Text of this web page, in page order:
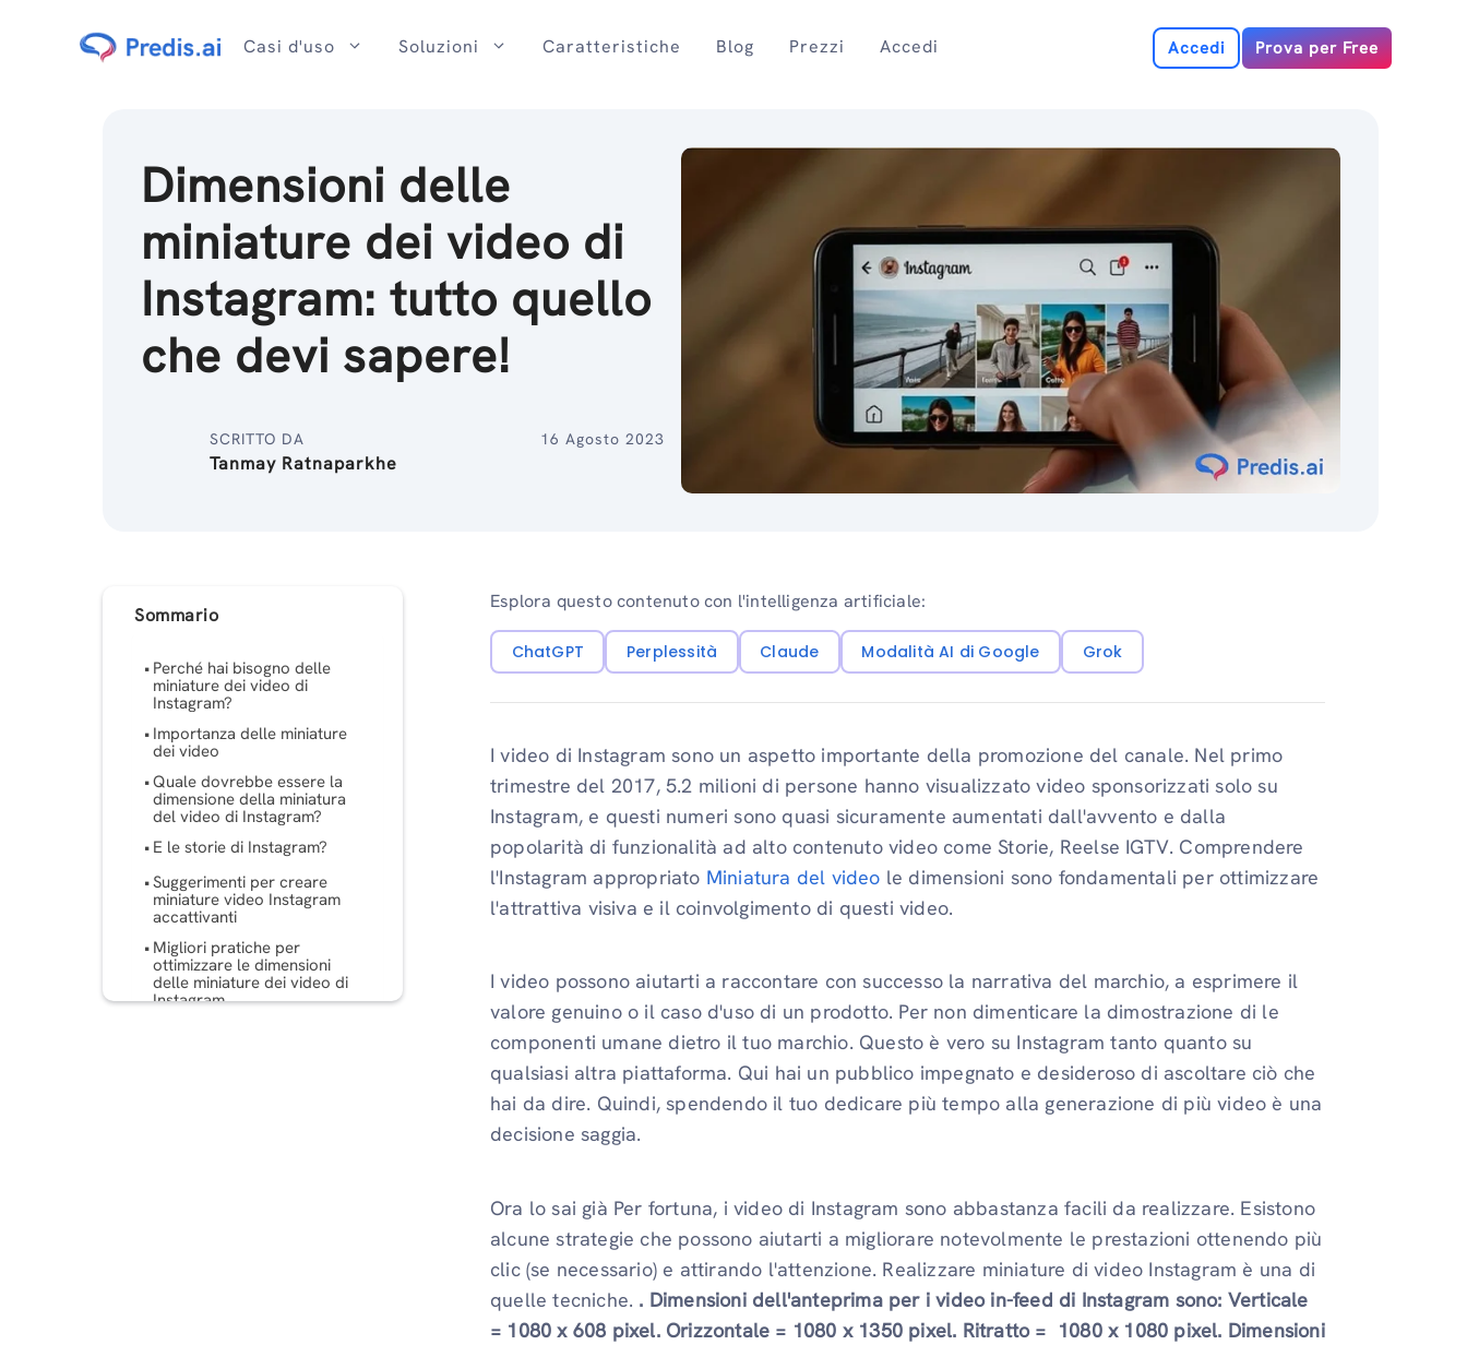
Casi d'uso Soluzioni Caratteristiche Blog Prezzi Accedi Accedi Prova per Free
Dimensioni delle
miniature dei video di
Instagram: tutto quello
che devi sapere!
SCRITTO DA
Tanmay Ratnaparkhe
16 Agosto 2023
Sommario
Perché hai bisogno delle
miniature dei video di
Instagram?
Importanza delle miniature
dei video
Quale dovrebbe essere la
dimensione della miniatura
del video di Instagram?
E le storie di Instagram?
Suggerimenti per creare
miniature video Instagram
accattivanti
Migliori pratiche per
ottimizzare le dimensioni
delle miniature dei video di
Instagram
Esplora questo contenuto con l'intelligenza artificiale:
ChatGPT Perplessità Claude Modalità AI di Google Grok
I video di Instagram sono un aspetto importante della promozione del canale. Nel primo
trimestre del 2017, 5.2 milioni di persone hanno visualizzato video sponsorizzati solo su
Instagram, e questi numeri sono quasi sicuramente aumentati dall'avvento e dalla
popolarità di funzionalità ad alto contenuto video come Storie, Reelse IGTV. Comprendere
l'Instagram appropriato Miniatura del video le dimensioni sono fondamentali per ottimizzare
l'attrattiva visiva e il coinvolgimento di questi video.
I video possono aiutarti a raccontare con successo la narrativa del marchio, a esprimere il
valore genuino o il caso d'uso di un prodotto. Per non dimenticare la dimostrazione di le
componenti umane dietro il tuo marchio. Questo è vero su Instagram tanto quanto su
qualsiasi altra piattaforma. Qui hai un pubblico impegnato e desideroso di ascoltare ciò che
hai da dire. Quindi, spendendo il tuo dedicare più tempo alla generazione di più video è una
decisione saggia.
Ora lo sai già Per fortuna, i video di Instagram sono abbastanza facili da realizzare. Esistono
alcune strategie che possono aiutarti a migliorare notevolmente le prestazioni ottenendo più
clic (se necessario) e attirando l'attenzione. Realizzare miniature di video Instagram è una di
quelle tecniche. . Dimensioni dell'anteprimaper i video in-feed di Instagram sono: Verticale
= 1080 x 608 pixel. Orizzontale = 1080 x 1350 pixel. Ritratto = 1080 x 1080 pixel. Dimensioni